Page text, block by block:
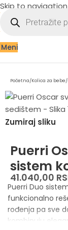
Skip to navigation
Meni
Početna/Kolica za bebe/
Zumiraj sliku
Puerri
sistem
41.040,00
Puerri Duo
funkcionalno
rođenja pa sve
kombinuju